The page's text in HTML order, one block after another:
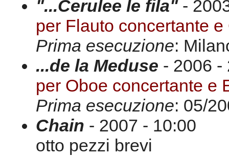
"...Cerulee le fila"-
per Flauto concertante
Prima esecuzione:
...de la Meduse - 2006 -
per Oboe concertante e
Prima esecuzione: 05/
Chain - 2007 - 10:00
otto pezzi brevi